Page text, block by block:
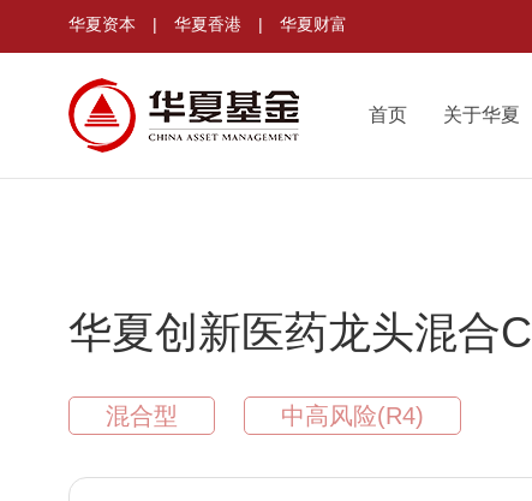
华夏资本 | 华夏香港 | 华夏财富
首页 关于华夏
华夏创新医药龙头混合C
混合型 中高风险(R4)